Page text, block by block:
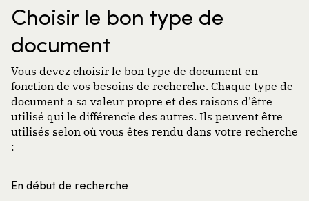
Choisir le bon type de
document
Vous devez choisir le bon type de document en
fonction de vos besoins de recherche. Chaque type de
document a sa valeur propre et des raisons d'être
utilisé qui le différencie des autres. Ils peuvent être
utilisés selon où vous êtes rendu dans votre recherche
:
En début de recherche